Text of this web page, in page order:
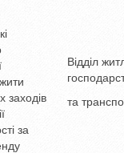
заходів
за
Відділ
та